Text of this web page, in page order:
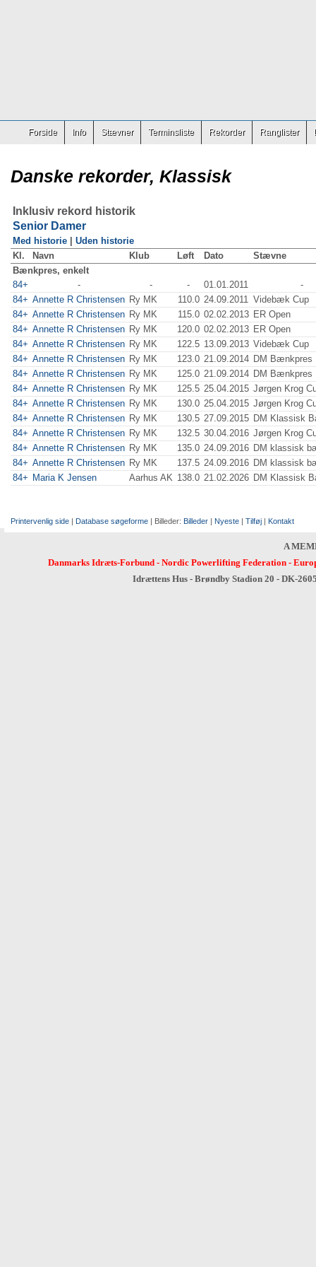
Forside Info Stævner Terminsliste Rekorder Ranglister
Danske rekorder, Klassisk
Inklusiv rekord historik
Senior Damer
Med historie
Uden historie
Kl.
Navn Klub Løft Dato
Stævne
Bænkpres, enkelt
84+
- - - 01.01.2011
-
84+ Annette R Christensen Ry MK 110.0 24.09.2011 Videbæk Cup
84+ Annette R Christensen Ry MK 115.0 02.02.2013 ER Open
84+ Annette R Christensen Ry MK 120.0 02.02.2013 ER Open
84+ Annette R Christensen Ry MK 122.5 13.09.2013 Videbæk Cup
84+ Annette R Christensen Ry MK 123.0 21.09.2014 DM Bænkpres
84+ Annette R Christensen Ry MK 125.0 21.09.2014 DM Bænkpres
84+ Annette R Christensen Ry MK 125.5 25.04.2015 Jørgen Krog
84+ Annette R Christensen Ry MK 130.0 25.04.2015 Jørgen Krog
84+ Annette R Christensen Ry MK 130.5 27.09.2015 DM Klassisk
84+ Annette R Christensen Ry MK 132.5 30.04.2016 Jørgen Krog
84+ Annette R Christensen Ry MK 135.0 24.09.2016 DM klassisk
84+ Annette R Christensen Ry MK 137.5 24.09.2016 DM klassisk
84+ Maria K Jensen Aarhus AK 138.0 21.02.2026 DM Klassisk
Printervenlig side | Database søgeforme | Billeder: Billeder | Nyeste | Tilføj | Kontakt
A
Danmarks Idræts-Forbund- Nordic Powerlifting Federation-
Idrættens Hus - Brøndby Stadion 20 - DK-